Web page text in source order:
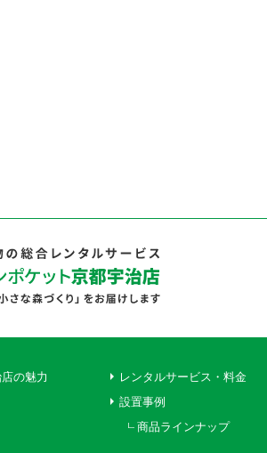
の魅力
レンタルサービス・料金
設置事例
商品ラインナップ